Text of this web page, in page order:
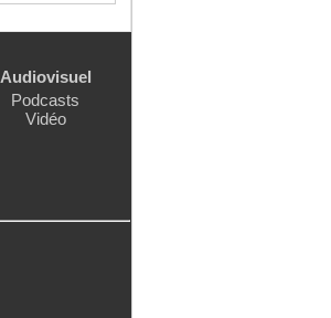
Audiovisuel
Podcasts
Vidéo